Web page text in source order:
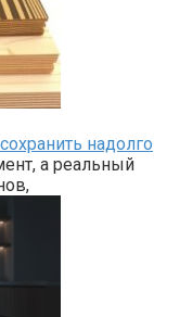
надолго
а реальный